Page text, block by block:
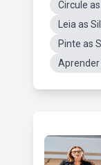
Circule
Leia as
Pinte as
Aprender